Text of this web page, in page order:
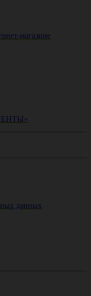
магазине
данных